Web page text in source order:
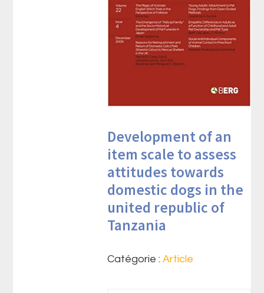
Development of an
item scale to assess
attitudes towards
domestic dogs in the
united republic of
Tanzania
Catégorie :Article